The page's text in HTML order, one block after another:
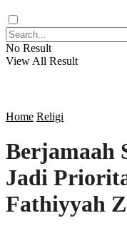
SOSOK
POLITIK
EKBIS
No Result
View All Result
Home Religi
Berjamaah
Jadi
Fathiyyah